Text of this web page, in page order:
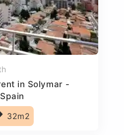
in Solymar -
32m2